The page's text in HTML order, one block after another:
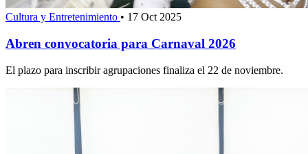
Cultura y Entretenimiento • 17 Oct 2025
Abren convocatoria para Carnaval 2026
El plazo para inscribir agrupaciones finaliza el 22 de noviembre.